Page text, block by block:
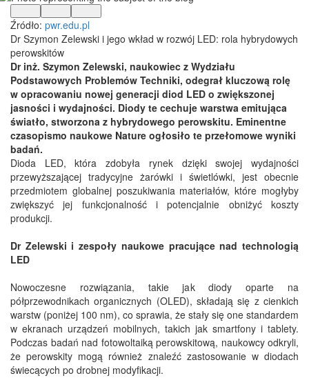
Źródło: pwr.edu.pl
Dr Szymon Zelewski i jego wkład w rozwój LED: rola hybrydowych
perowskitów
Dr inż. Szymon Zelewski, naukowiec z Wydziału
Podstawowych Problemów Techniki, odegrał kluczową rolę
w opracowaniu nowej generacji diod LED o zwiększonej
jasności i wydajności. Diody te cechuje warstwa emitująca
światło, stworzona z hybrydowego perowskitu. Eminentne
czasopismo naukowe Nature ogłosiło te przełomowe wyniki
badań.
Dioda LED, która zdobyła rynek dzięki swojej wydajności
przewyższającej tradycyjne żarówki i świetlówki, jest obecnie
przedmiotem globalnej poszukiwania materiałów, które mogłyby
zwiększyć jej funkcjonalność i potencjalnie obniżyć koszty
produkcji.
Dr Zelewski i zespoły naukowe pracujące nad technologią
LED
Nowoczesne rozwiązania, takie jak diody oparte na
półprzewodnikach organicznych (OLED), składają się z cienkich
warstw (poniżej 100 nm), co sprawia, że stały się one standardem
w ekranach urządzeń mobilnych, takich jak smartfony i tablety.
Podczas badań nad fotowoltaiką perowskitową, naukowcy odkryli,
że perowskity mogą również znaleźć zastosowanie w diodach
świecących po drobnej modyfikacji.